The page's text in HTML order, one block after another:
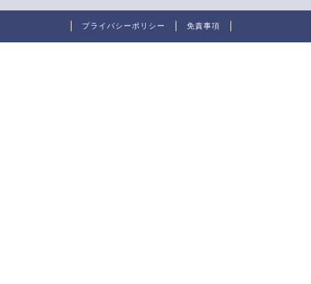
プライバシーポリシー 免責事項